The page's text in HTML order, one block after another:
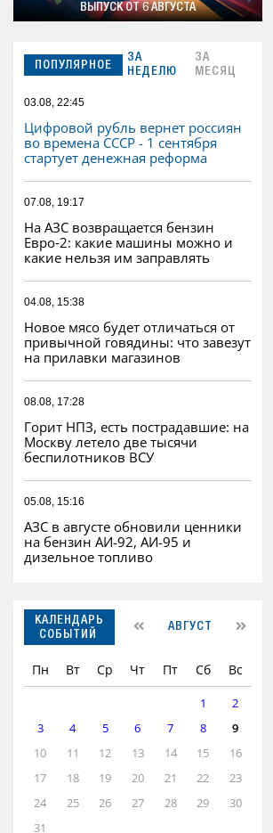
ВЫПУСК ОТ 6 АВГУСТА
ПОПУЛЯРНОЕ
ЗА
НЕДЕЛЮ
ЗА
МЕСЯЦ
03.08, 22:45
Цифровой рубль вернет россиян
во времена СССР - 1 сентября
стартует денежная реформа
07.08, 19:17
На АЗС возвращается бензин
Евро‑2: какие машины можно и
какие нельзя им заправлять
04.08, 15:38
Новое мясо будет отличаться от
привычной говядины: что завезут
на прилавки магазинов
08.08, 17:28
Горит НПЗ, есть пострадавшие: на
Москву летело две тысячи
беспилотников ВСУ
05.08, 15:16
АЗС в августе обновили ценники
на бензин АИ-92, АИ-95 и
дизельное топливо
КАЛЕНДАРЬ
СОБЫТИЙ
АВГУСТ
Пн Вт Ср Чт Пт Сб Вс
1
2
3
4 5 6 7 8
9
10
11 12 13 14 15
16
17
18 19 20 21 22
23
24
25 26 27 28 29
30
31